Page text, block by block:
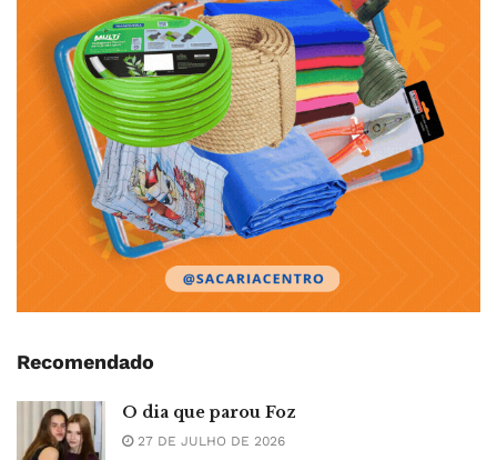
Recomendado
O dia que parou Foz
27 DE JULHO DE 2026